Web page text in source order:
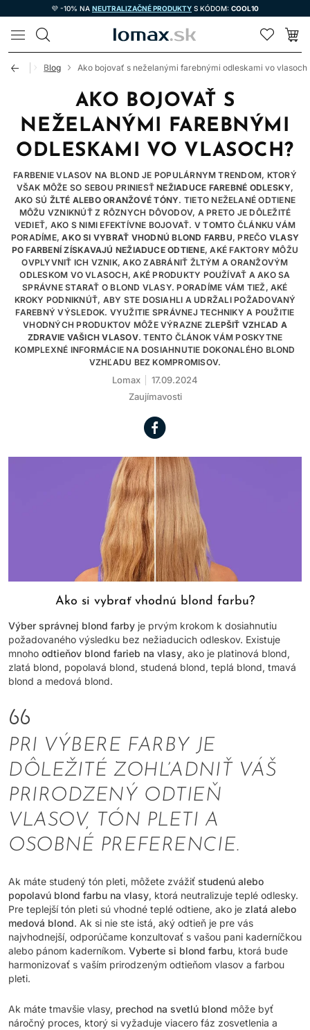
💜 -10% NA NEUTRALIZAČNÉ PRODUKTY S KÓDOM: COOL10
LOMAX
Úvod Blog Ako bojovať s neželanými farebnými odleskami vo
AKO BOJOVAŤ S
NEŽELANÝMI FAREBNÝMI
ODLESKAMI VO VLASOCH?
FARBENIE VLASOV NA BLOND JE POPULÁRNYM TRENDOM, KTORÝ
VŠAK MÔŽE SO SEBOU PRINIESŤNEŽIADUCE FAREBNÉ ODLESKY,
AKO SÚ ŽLTÉ ALEBO ORANŽOVÉ TÓNY. TIETO NEŽELANÉ ODTIENE
MÔŽU VZNIKNÚŤ Z RÔZNYCH DÔVODOV, A PRETO JE DÔLEŽITÉ
VEDIEŤ, AKO S NIMI EFEKTÍVNE BOJOVAŤ. V TOMTO ČLÁNKU VÁM
PORADÍME,AKO SI VYBRAŤ VHODNÚ BLOND FARBU, PREČO VLASY
PO FARBENÍ ZÍSKAVAJÚ NEŽIADUCE ODTIENE, AKÉ FAKTORY MÔŽU
OVPLYVNIŤ ICH VZNIK, AKO ZABRÁNIŤ ŽLTÝM A ORANŽOVÝM
ODLESKOM VO VLASOCH, AKÉ PRODUKTY POUŽÍVAŤ A AKO SA
SPRÁVNE STARAŤ O BLOND VLASY. PORADÍME VÁM TIEŽ, AKÉ
KROKY PODNIKNÚŤ, ABY STE DOSIAHLI A UDRŽALI POŽADOVANÝ
FAREBNÝ VÝSLEDOK. VYUŽITIE SPRÁVNEJ TECHNIKY A POUŽITIE
VHODNÝCH PRODUKTOV MÔŽE VÝRAZNE ZLEPŠIŤ VZHĽAD A
ZDRAVIE VAŠICH VLASOV. TENTO ČLÁNOK VÁM POSKYTNE
KOMPLEXNÉ INFORMÁCIE NA DOSIAHNUTIE DOKONALÉHO BLOND
VZHĽADU BEZ KOMPROMISOV.
Lomax
17.09.2024
Zaujímavosti
Ako si vybrať vhodnú blond farbu?
Výber správnej blond farby je prvým krokom k dosiahnutiu
požadovaného výsledku bez nežiaducich odleskov. Existuje
mnoho odtieňov blond farieb na vlasy, ako je platinová blond,
zlatá blond, popolavá blond, studená blond, teplá blond, tmavá
blond a medová blond.
PRI VÝBERE FARBY JE
DÔLEŽITÉ ZOHĽADNIŤ VÁŠ
PRIRODZENÝ ODTIEŇ
VLASOV, TÓN PLETI A
OSOBNÉ PREFERENCIE.
Ak máte studený tón pleti, môžete zvážiť studenú alebo
popolavú blond farbu na vlasy, ktorá neutralizuje teplé odlesky.
Pre teplejší tón pleti sú vhodné teplé odtiene, ako je zlatá alebo
medová blond. Ak si nie ste istá, aký odtieň je pre vás
najvhodnejší, odporúčame konzultovať s vašou pani kaderníčkou
alebo pánom kaderníkom. Vyberte si blond farbu, ktorá bude
harmonizovať s vaším prirodzeným odtieňom vlasov a farbou
pleti.
Ak máte tmavšie vlasy, prechod na svetlú blond môže byť
náročný proces, ktorý si vyžaduje viacero fáz zosvetlenia a